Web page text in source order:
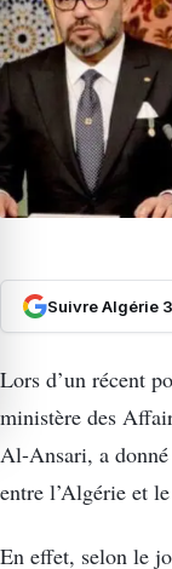
Suivre Algérie
Lors d’un récent
ministère des
Al-Ansari, a
entre l’Algérie et
En effet, selon le